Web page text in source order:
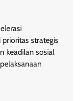
strategis
keadilan sosial